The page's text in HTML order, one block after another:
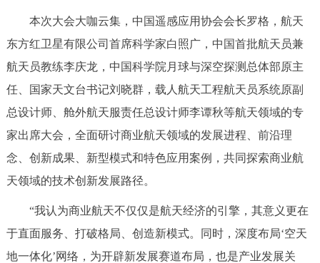
ITALIANO
回到顶部
本次大会大咖云集，中国遥感应用协会会长罗格，航天
东方红卫星有限公司首席科学家白照广，中国首批航天员兼
航天员教练李庆龙，中国科学院月球与深空探测总体部原主
任、国家天文台书记刘晓群，载人航天工程航天员系统原副
总设计师、舱外航天服责任总设计师李谭秋等航天领域的专
家出席大会，全面研讨商业航天领域的发展进程、前沿理
念、创新成果、新型模式和特色应用案例，共同探索商业航
天领域的技术创新发展路径。
“我认为商业航天不仅仅是航天经济的引擎，其意义更在
于直面服务、打破格局、创造新模式。同时，深度布局‘空天
地一体化’网络，为开辟新发展赛道布局，也是产业发展关